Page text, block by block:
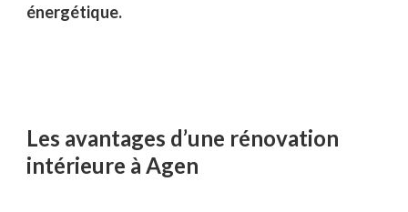
énergétique.
Les avantages d’une rénovation
intérieure à Agen